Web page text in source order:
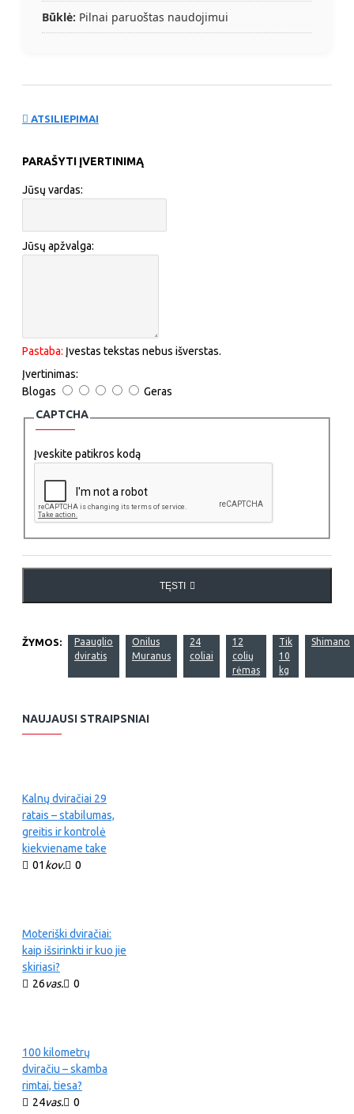
Būklė: Pilnai paruoštas naudojimui
ATSILIEPIMAI
PARAŠYTI ĮVERTINIMĄ
Jūsų vardas:
Jūsų apžvalga:
Pastaba: Įvestas tekstas nebus išverstas.
Įvertinimas:
Blogas
Geras
CAPTCHA
Įveskite patikros kodą
TĘSTI
ŽYMOS:
Paauglio
dviratis
Onilus
Muranus
24
coliai
12
colių
rėmas
Tik
10
kg
Shimano
NAUJAUSI STRAIPSNIAI
Kalnų dviračiai 29
ratais – stabilumas,
greitis ir kontrolė
kiekviename take
01kov. 0
Moteriški dviračiai:
kaip išsirinkti ir kuo jie
skiriasi?
26vas. 0
100 kilometrų
dviračiu – skamba
rimtai, tiesa?
24vas. 0